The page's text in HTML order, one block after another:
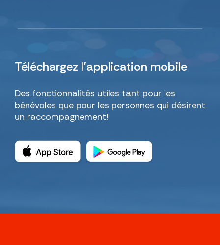
Téléchargez l’application mobile
Des fonctionnalités utiles tant pour les
bénévoles que pour les personnes qui désirent
un raccompagnement!